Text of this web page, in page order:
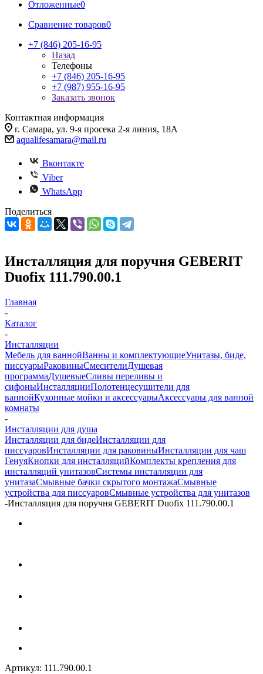
Отложенные0
Сравнение товаров0
+7 (846) 205-16-95
Назад
Телефоны
+7 (846) 205-16-95
+7 (987) 955-16-95
Заказать звонок
Контактная информация
г. Самара, ул. 9-я просека 2-я линия, 18А
aqualifesamara@mail.ru
Вконтакте
Viber
WhatsApp
Поделиться
Инсталляция для поручня GEBERIT
Duofix 111.790.00.1
Главная
-
Каталог
-
Инсталляции
Мебель для ваннойВанны и комплектующиеУнитазы, биде,
писсуарыРаковиныСмесителиДушевая
программаДушевыеСливы переливы и
сифоныИнсталляцииПолотенцесушители для
ваннойКухонные мойки и аксессуарыАксессуары для ванной
комнаты
-
Инсталляции для душа
Инсталляции для бидеИнсталляции для
писсуаровИнсталляции для раковиныИнсталляции для чаш
ГенуяКнопки для инсталляцийКомплекты крепления для
инсталляций унитазовСистемы инсталляции для
унитазаСмывные бачки скрытого монтажаСмывные
устройства для писсуаровСмывные устройства для унитазов
-Инсталляция для поручня GEBERIT Duofix 111.790.00.1
Артикул: 111.790.00.1